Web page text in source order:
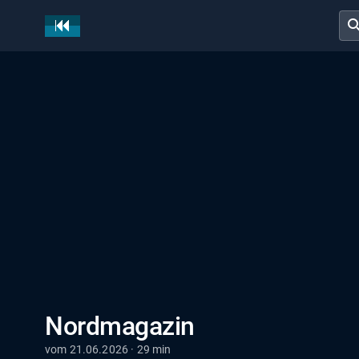
Nordmagazin
vom 21.06.2026 · 29 min